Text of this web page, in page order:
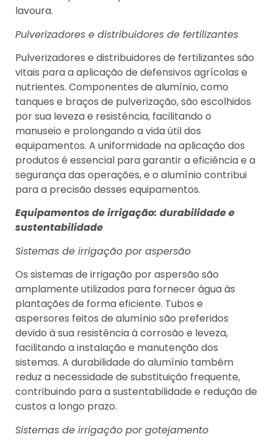
lavoura.
Pulverizadores e distribuidores de fertilizantes
Pulverizadores e distribuidores de fertilizantes são
vitais para a aplicação de defensivos agrícolas e
nutrientes. Componentes de alumínio, como
tanques e braços de pulverização, são escolhidos
por sua leveza e resistência, facilitando o
manuseio e prolongando a vida útil dos
equipamentos. A uniformidade na aplicação dos
produtos é essencial para garantir a eficiência e a
segurança das operações, e o alumínio contribui
para a precisão desses equipamentos.
Equipamentos de irrigação: durabilidade e
sustentabilidade
Sistemas de irrigação por aspersão
Os sistemas de irrigação por aspersão são
amplamente utilizados para fornecer água às
plantações de forma eficiente. Tubos e
aspersores feitos de alumínio são preferidos
devido à sua resistência à corrosão e leveza,
facilitando a instalação e manutenção dos
sistemas. A durabilidade do alumínio também
reduz a necessidade de substituição frequente,
contribuindo para a sustentabilidade e redução de
custos a longo prazo.
Sistemas de irrigação por gotejamento